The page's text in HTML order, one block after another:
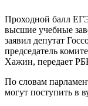
Проходной балл
высшие учебные
заявил депутат
председатель
Хажин, передает
По словам
могут поступить в